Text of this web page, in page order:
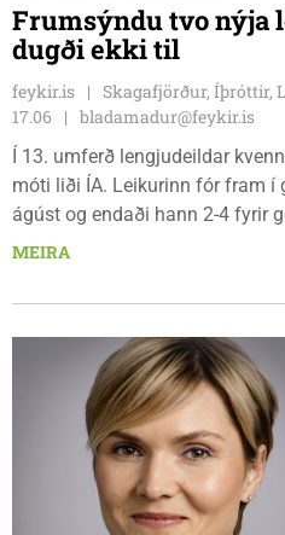
Frumsýndu tvo nýja
dugði ekki til
feykir.is Skagafjörður, Íþróttir,
17.06
bladamadur@feykir.is
Í 13. umferð lengjudeildar
móti liði ÍA. Leikurinn fór fram
ágúst og endaði hann 2-4 fyrir
Tindastólsliðið frumsýndi tvo
tvíburar.
MEIRA